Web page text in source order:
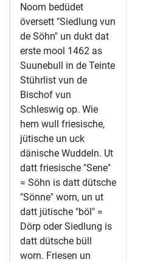
Noom bedüdet
översett "Siedlung vun
de Söhn" un dukt dat
erste mool 1462 as
Suunebull in de Teinte
Stührlist vun de
Bischof vun
Schleswig op. Wie
hem wull friesische,
jütische un uck
dänische Wuddeln. Ut
datt friesische "Sene"
= Söhn is datt dütsche
"Sönne" worn, un ut
datt jütische "böl" =
Dörp oder Siedlung is
datt dütsche büll
worn. Friesen un